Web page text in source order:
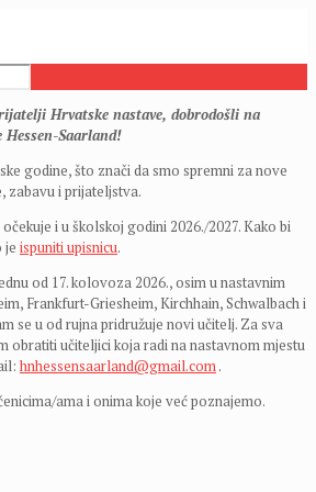
Hrvatske nastave, dobrodošli na
Saarland!
godine, što znači da smo spremni za nove
zabavu i prijateljstva.
i u školskoj godini 2026./2027. Kako bi
je ispuniti upisnicu.
od 17. kolovoza 2026., osim u nastavnim
Frankfurt-Griesheim, Kirchhain, Schwalbach i
se u od rujna pridružuje novi učitelj. Za sva
obratiti učiteljici koja radi na nastavnom mjestu
hnhessensaarland@gmail.com.
ama i onima koje već poznajemo.